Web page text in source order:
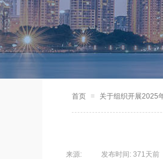
首页 ≡ 关于组织开展2025
来源: 发布时间: 371天前